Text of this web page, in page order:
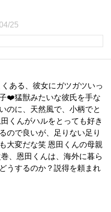
25
ある、彼女にガツガツいっ
❤️猛獣みたいな彼氏を手な
のに、天然風で、小柄でと
くんがハルをとっても好き
ので良いが、足りない足り
大変だな笑 恩田くんの母親
、恩田くんは、海外に暮ら
うするのか？説得を頼まれ